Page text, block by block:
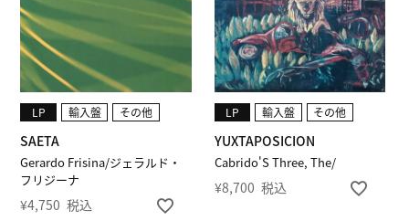
Gerardo Frisina/ジェラルド・
フリジーナ
SAETA
LP 輸入盤 その他
¥4,750 税込
Cabrido'S Three, The/
YUXTAPOSICION
LP 輸入盤 その他
¥8,700 税込